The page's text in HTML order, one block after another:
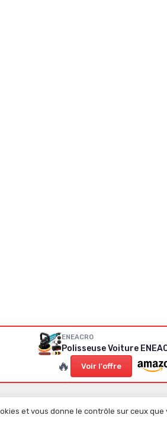
ENEACRO
Polisseuse Voiture
🔥 Voir l'offre
et vous donne le contrôle sur ceux